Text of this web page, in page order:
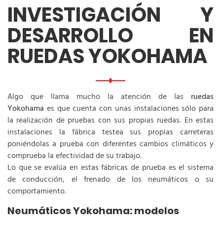
INVESTIGACIÓN Y
DESARROLLO EN
RUEDAS YOKOHAMA
Algo que llama mucho la atención de las
ruedas
Yokohama es que cuenta con unas instalaciones sólo para
la realización de pruebas con sus propias ruedas. En estas
instalaciones la fábrica testea sus propias carreteras
poniéndolas a prueba con diferentes cambios climáticos y
comprueba la efectividad de su trabajo.
Lo que se evalúa en estas fábricas de prueba es el sistema
de conducción, el frenado de los neumáticos o su
comportamiento.
Neumáticos Yokohama: modelos